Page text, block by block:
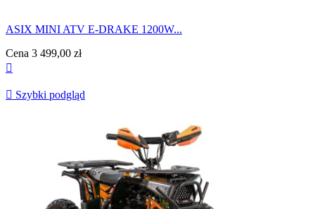
ASIX MINI ATV E-DRAKE 1200W...
Cena 3 499,00 zł

 Szybki podgląd